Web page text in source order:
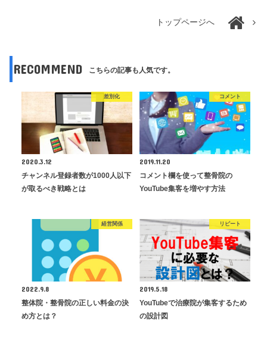
トップページへ
RECOMMEND こちらの記事も人気です。
差別化
2020.3.12
チャンネル登録者数が1000人以下
が取るべき戦略とは
コメント
2019.11.20
コメント欄を使って整骨院の
YouTube集客を増やす方法
経営関係
2022.9.8
整体院・整骨院の正しい料金の決
め方とは？
リピート
2019.5.18
YouTubeで治療院が集客するため
の設計図